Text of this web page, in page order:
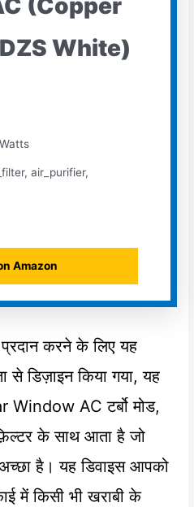
(Copper
White)
air_purifier,
Amazon
करने के लिए यह
डिज़ाइन किया गया, यह
AC टर्बो मोड,
के साथ आता है जो
है। यह डिवाइस आपको
में किसी भी खराबी के